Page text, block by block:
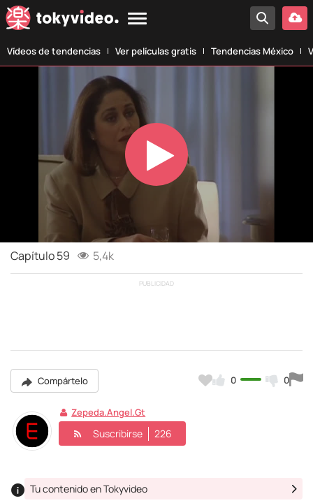
Vídeos de tendencias Ver películas gratis Tendencias México
Play
Video
Capítulo 59 5,4k
PUBLICIDAD
Compártelo 0 0
Zepeda.angel.gt
Suscribirse 226
Tu contenido en Tokyvideo